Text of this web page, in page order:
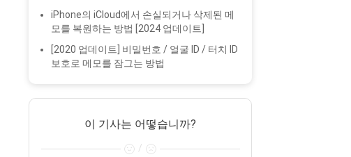
iPhone의 iCloud에서 손실되거나 삭제된 메
모를 복원하는 방법 [2024 업데이트]
[2020 업데이트] 비밀번호 / 얼굴 ID / 터치 ID
보호로 메모를 잠그는 방법
이 기사는 어떻습니까?
/